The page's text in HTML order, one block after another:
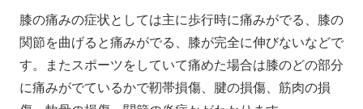
膝の痛みの症状としては主に歩行時に痛みがでる、膝の
関節を曲げると痛みがでる、膝が完全に伸びないなどで
す。またスポーツをしていて痛めた場合は膝のどの部分
に痛みがでているかで靭帯損傷、腱の損傷、筋肉の損